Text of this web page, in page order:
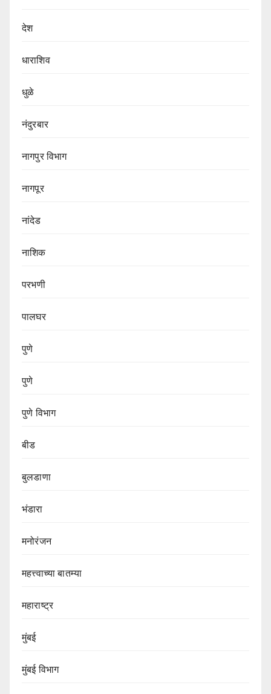
देश
धाराशिव
धुळे
नंदुरबार
नागपुर‌ विभाग‌
नागपूर
नांदेड
नाशिक
परभणी
पालघर
पुणे
पुणे
पुणे विभाग‌
बीड
बुलडाणा
भंडारा
मनोरंजन
महत्त्वाच्या बातम्या
महाराष्ट्र
मुंबई
मुंबई विभाग‌